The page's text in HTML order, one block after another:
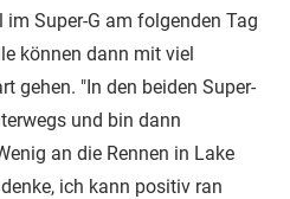
Super-G am folgenden Tag
können dann mit viel
gehen. "In den beiden Super-
und bin dann
an die Rennen in Lake
ich kann positiv ran